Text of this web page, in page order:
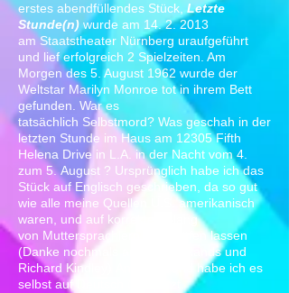
erstes abendfüllendes Stück, Letzte
Stunde(n) wurde am 14. 2. 2013
am Staatstheater Nürnberg uraufgeführt
und lief erfolgreich 2 Spielzeiten. Am
Morgen des 5. August 1962 wurde der
Weltstar Marilyn Monroe tot in ihrem Bett
gefunden. War es
tatsächlich Selbstmord? Was geschah in der
letzten Stunde im Haus am 12305 Fifth
Helena Drive in L.A. in der Nacht vom 4.
zum 5. August ? Ursprünglich habe ich das
Stück auf Englisch geschrieben, da so gut
wie alle meine Quellen U.S. amerikanisch
waren, und auf korrekten Slang
von Muttersprachlern überprüfen lassen
(Danke nochmals an Sam Pickands und
Richard Kindley) Anschließend habe ich es
selbst auf Deutsch übersetzt.